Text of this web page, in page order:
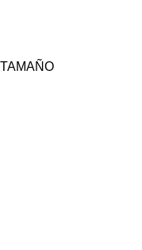
Addi
TAMAÑO